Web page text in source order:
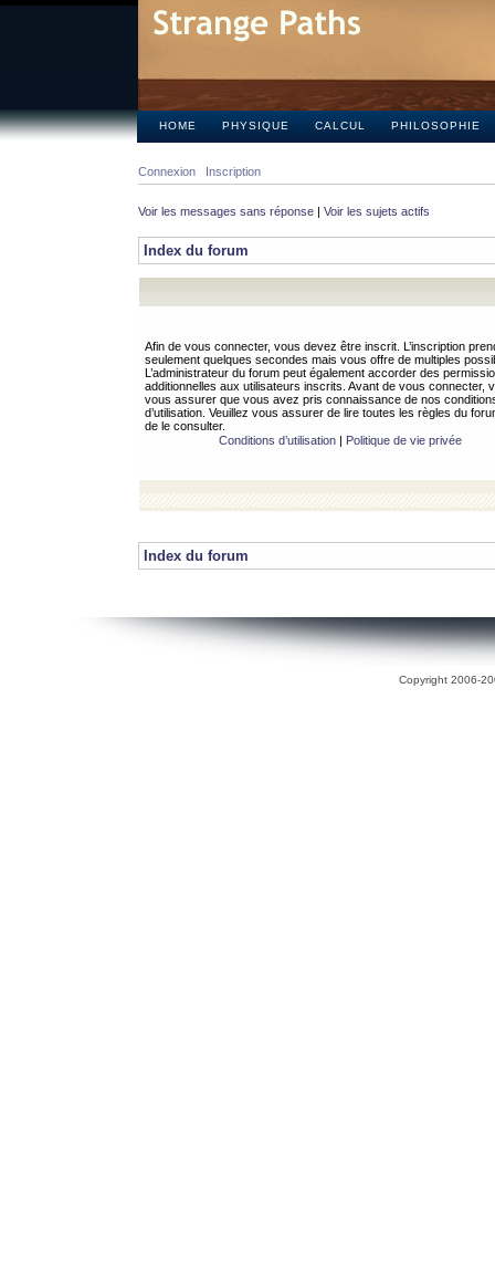
HOME PHYSIQUE CALCUL PHILOSOPHIE
Connexion Inscription
Voir les messages sans réponse | Voir les sujets actifs
Index du forum
Afin de vous connecter, vous devez être inscrit. L’inscription
seulement quelques secondes mais vous offre de multiples
L’administrateur du forum peut également accorder des
additionnelles aux utilisateurs inscrits. Avant de vous connecter,
vous assurer que vous avez pris connaissance de nos
d’utilisation. Veuillez vous assurer de lire toutes les règles du
de le consulter.
Conditions d’utilisation| Politique de vie privée
Index du forum
Copyright 2006-